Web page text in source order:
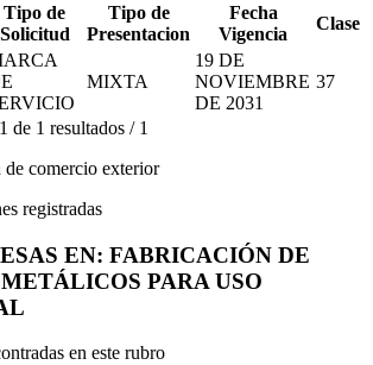
Tipo de
Solicitud
Tipo de
Presentacion
Fecha
Vigencia
Clase
MIXTA
19 DE
NOVIEMBRE
DE 2031
37
1 de 1 resultados / 1
comercio exterior
registradas
EN: FABRICACIÓN DE
PARA USO
en este rubro